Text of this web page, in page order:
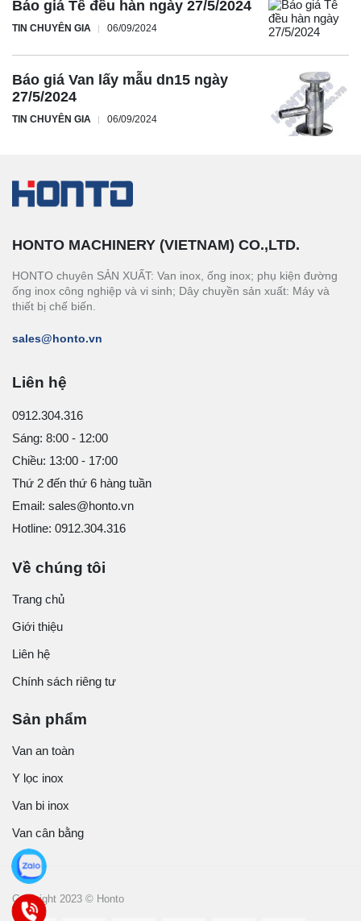
Báo giá Tê đều hàn ngày 27/5/2024
TIN CHUYÊN GIA 06/09/2024
Báo giá Van lấy mẫu dn15 ngày
27/5/2024
TIN CHUYÊN GIA 06/09/2024
HONTO MACHINERY (VIETNAM) CO.,LTD.
HONTO chuyên SẢN XUẤT: Van inox, ống inox; phụ kiện đường
ống inox công nghiệp và vi sinh; Dây chuyền sản xuất: Máy và
thiết bị chế biến.
sales@honto.vn
Liên hệ
0912.304.316
Sáng: 8:00 - 12:00
Chiều: 13:00 - 17:00
Thứ 2 đến thứ 6 hàng tuần
Email: sales@honto.vn
Hotline: 0912.304.316
Về chúng tôi
Trang chủ
Giới thiệu
Liên hệ
Chính sách riêng tư
Sản phẩm
Van an toàn
Y lọc inox
Van bi inox
Van cân bằng
Copyright 2023 © Honto